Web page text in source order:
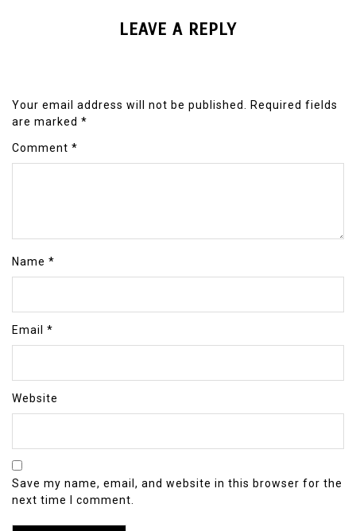
LEAVE A REPLY
Your email address will not be published. Required fields
are marked *
Comment *
Name *
Email *
Website
Save my name, email, and website in this browser for the
next time I comment.